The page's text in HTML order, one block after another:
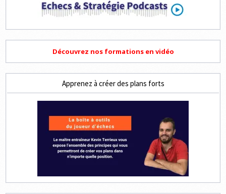
Découvrez nos formations en vidéo
Apprenez à créer des plans forts